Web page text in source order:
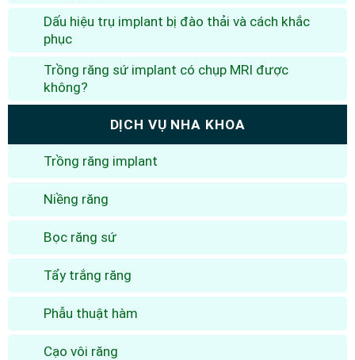
Dấu hiệu trụ implant bị đào thải và cách khắc
phục
Trồng răng sứ implant có chụp MRI được
không?
DỊCH VỤ NHA KHOA
Trồng răng implant
Niềng răng
Bọc răng sứ
Tẩy trắng răng
Phẫu thuật hàm
Cạo vôi răng